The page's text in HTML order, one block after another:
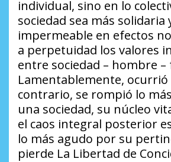
individual, sino en lo
sociedad sea más solidaria
impermeable en efectos
a perpetuidad los valores
entre sociedad – hombre –
Lamentablemente,
contrario, se rompió lo
una sociedad, su núcleo
el caos integral posterior
lo más agudo por su
pierde La Libertad de